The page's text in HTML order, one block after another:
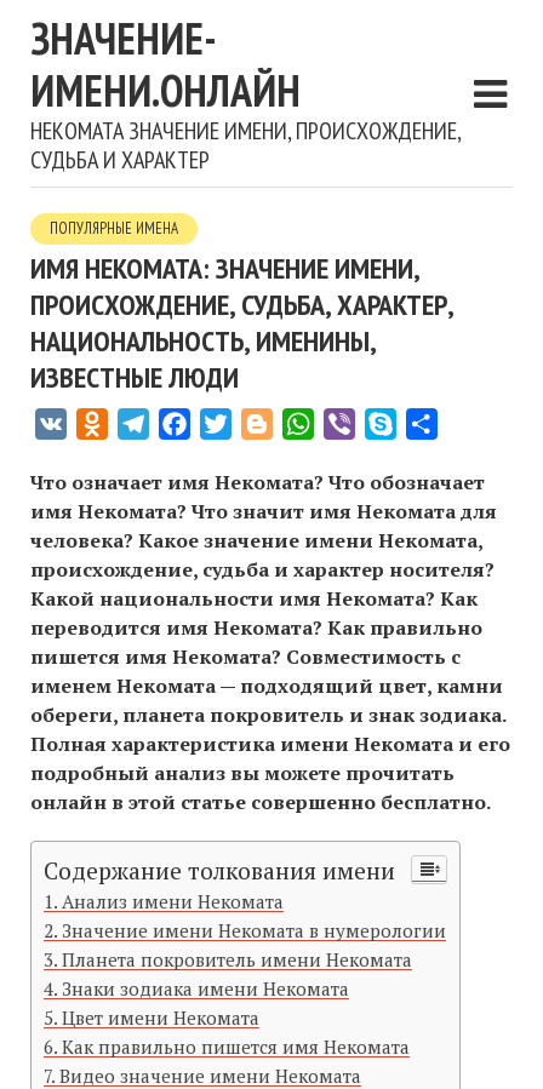
ЗНАЧЕНИЕ-
ИМЕНИ.ОНЛАЙН
НЕКОМАТА ЗНАЧЕНИЕ ИМЕНИ, ПРОИСХОЖДЕНИЕ,
СУДЬБА И ХАРАКТЕР
ПОПУЛЯРНЫЕ ИМЕНА
ИМЯ НЕКОМАТА: ЗНАЧЕНИЕ ИМЕНИ,
ПРОИСХОЖДЕНИЕ, СУДЬБА, ХАРАКТЕР,
НАЦИОНАЛЬНОСТЬ, ИМЕНИНЫ,
ИЗВЕСТНЫЕ ЛЮДИ
VK Odnoklassniki
TelegramFacebookTwitterBloggerWhatsApp
Viber Skype
Что означает имя Некомата? Что обозначает
имя Некомата? Что значит имя Некомата для
человека? Какое значение имени Некомата,
происхождение, судьба и характер носителя?
Какой национальности имя Некомата? Как
переводится имя Некомата? Как правильно
пишется имя Некомата? Совместимость c
именем Некомата — подходящий цвет, камни
обереги, планета покровитель и знак зодиака.
Полная характеристика имени Некомата и его
подробный анализ вы можете прочитать
онлайн в этой статье совершенно бесплатно.
Содержание толкования имени
Анализ имени Некомата
Значение имени Некомата в нумерологии
Планета покровитель имени Некомата
Знаки зодиака имени Некомата
Цвет имени Некомата
Как правильно пишется имя Некомата
Видео значение имени Некомата